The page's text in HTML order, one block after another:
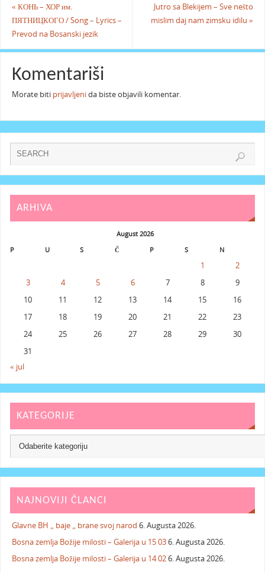
« КОНЬ – ХОР им.
ПЯТНИЦКОГО / Song – Lyrics –
Prevod na Bosanski jezik
Jutro sa Blekijem – Sve nešto
mislim daj nam zimsku idilu»
Komentariši
Morate biti prijavljenida biste objavili komentar.
ARHIVA
August 2026
P
U S Č P S N
1
2
3
4 5 6 7 8
9
10
11 12 13 14 15
16
17
18 19 20 21 22
23
24
25 26 27 28 29
30
31
« jul
KATEGORIJE
NAJNOVIJI ČLANCI
Glavne BH „ baje „ brane svoj narod 6. Augusta 2026.
Bosna zemlja Božije milosti – Galerija u 15 036. Augusta 2026.
Bosna zemlja Božije milosti – Galerija u 14 026. Augusta 2026.